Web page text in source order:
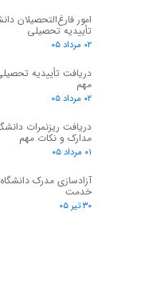
امور فارغ‌التحصیلان
تأییدیه تحصیلی
۰۲ مرداد ۰۵
دریافت تأییدیه
مهم
۰۲ مرداد ۰۵
دریافت ریزنمرات
مدارک و نکات مهم
۰۱ مرداد ۰۵
آزادسازی مدرک
خدمت
۳۰ تیر ۰۵